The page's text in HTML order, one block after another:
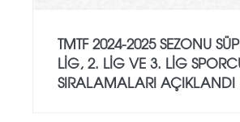
TMTF 2024-2025 SEZONU
LIG, 2. LIG VE 3. LIG
SIRALAMALARI AÇIKLANDI